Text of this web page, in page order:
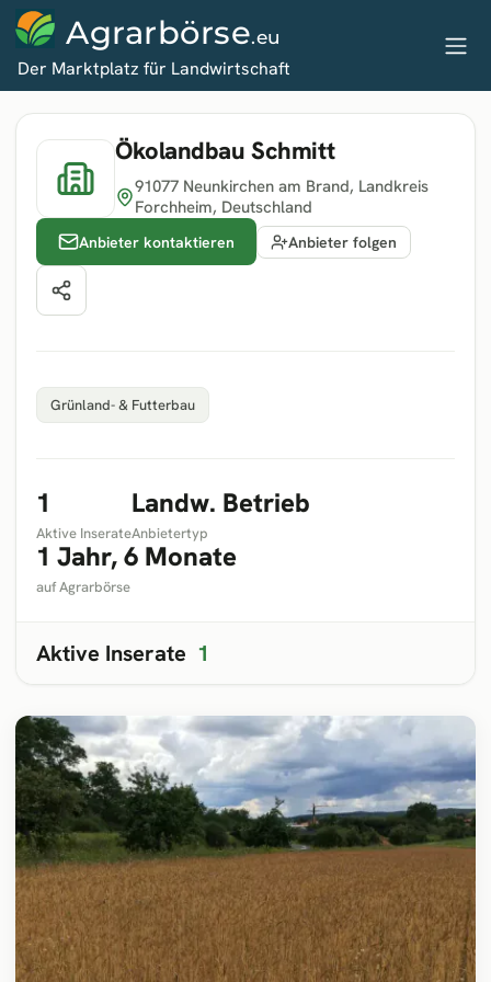
Agrarbörse.eu
Der Marktplatz für Landwirtschaft
Ökolandbau Schmitt
91077 Neunkirchen am Brand, Landkreis
Forchheim, Deutschland
Anbieter kontaktieren Anbieter folgen
Grünland- & Futterbau
1
Aktive Inserate
Landw. Betrieb
Anbietertyp
1 Jahr, 6 Monate
auf Agrarbörse
Aktive Inserate 1